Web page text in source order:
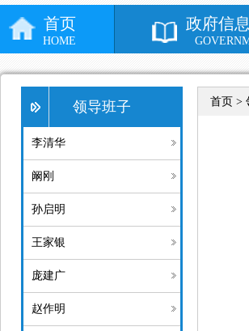
首页
HOME
政府信
领导班子
李清华
阚刚
孙启明
王家银
庞建广
赵作明
首页 >